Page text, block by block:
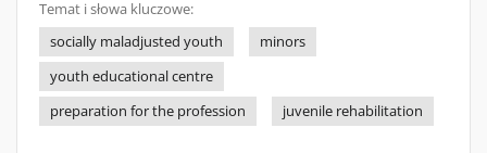
Temat i słowa kluczowe:
socially maladjusted youth
minors
youth educational centre
preparation for the profession
juvenile rehabilitation